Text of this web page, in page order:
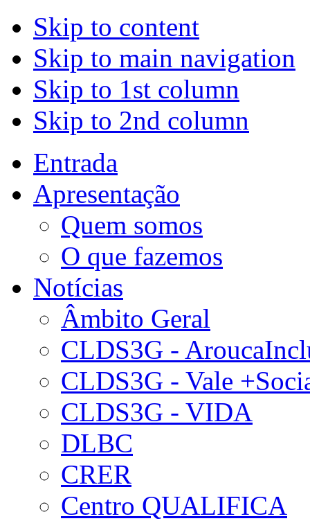
Skip to content
Skip to main navigation
Skip to 1st column
Skip to 2nd column
Entrada
Apresentação
Quem somos
O que fazemos
Notícias
Âmbito Geral
CLDS3G -
CLDS3G - Vale
CLDS3G - VIDA
DLBC
CRER
Centro QUALIFICA